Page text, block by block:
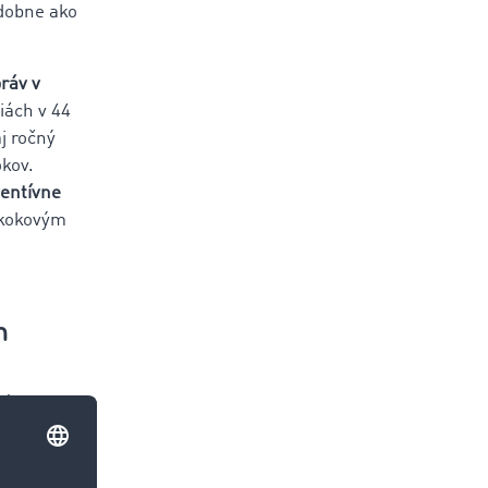
ako
v
v 44
ročný